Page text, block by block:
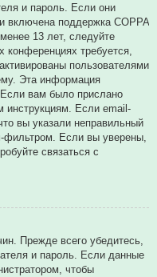
и пароль. Если они
включена поддержка COPPA
13 лет, следуйте
требуется,
пользователями
Эта информация
Если вам было прислано
инструкциям. Если email-
вы указали неправильный
фильтром. Если вы уверены,
связаться с
Прежде всего убедитесь,
и пароль. Если данные
чтобы